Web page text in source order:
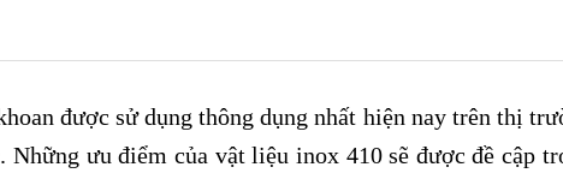
được sử dụng thông dụng nhất hiện nay trên thị
ưu điểm của vật liệu inox 410 sẽ được đề cập